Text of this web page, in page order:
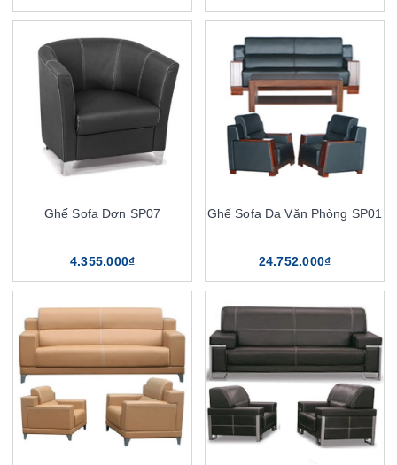
Ghế Sofa Đơn SP07
4.355.000₫
Ghế Sofa Da Văn Phòng SP01
24.752.000₫